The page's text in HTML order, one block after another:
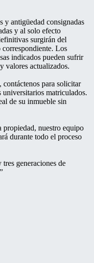
y antigüedad consignadas
y al solo efecto
surgirán del
Los
indicados pueden sufrir
valores actualizados.
contáctenos para solicitar
universitarios matriculados.
de su inmueble sin
propiedad, nuestro equipo
durante todo el proceso
generaciones de